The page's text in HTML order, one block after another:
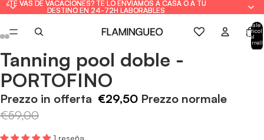
¿TE VAS DE VACACIONES? TE LO ENVIAMOS A CASA O A TU
DESTINO EN 24-72H LABORABLES
¿TE VAS DE VACACIONES? TE LO ENVIAMOS A CASA O A TU
DESTINO EN 24-72H LABORABLES
Totale
articoli
nel
Apri
immagine
a
schermo
Apri
immagine
a
schermo
Apri
immagine
a
schermo
Apri
immagine
a
schermo
Apri
immagine
a
schermo
Apri
immagine
a
schermo
Tanning pool doble -
PORTOFINO
Prezzo in offerta €29,50 Prezzo normale
€59,00
1 reseña